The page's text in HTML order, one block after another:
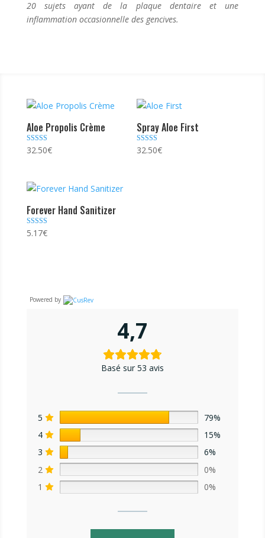
20 sujets ayant de la plaque dentaire et une
inflammation occasionnelle des gencives.
Aloe Propolis Crème
Note
4.70
32.50€
Spray Aloe First
Note
4.64
32.50€
Forever Hand Sanitizer
Note
4.80
5.17€
Powered by
4,7
Basé sur 53 avis
5
79%
4
15%
3
6%
2
0%
1
0%